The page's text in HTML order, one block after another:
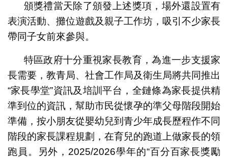
頒獎禮當天除了頒發上述獎項，場外還設置有
表演活動、攤位遊戲及親子工作坊，吸引不少家長
帶同子女前來參與。
特區政府十分重視家長教育，為進一步支援家
長需要，教青局、社會工作局及衛生局將共同推出
“家長學堂”資訊及培訓平台，全鏈條為家長提供精
準到位的資訊，幫助市民從懷孕的準父母階段開始
準備，按小朋友從嬰幼兒到青少年成長歷程作不同
階段的家長課程規劃，在育兒的跑道上做家長的領
跑員。另外，2025/2026學年的“百分百家長獎勵